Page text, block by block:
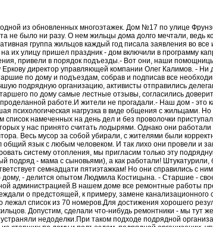
из обновленных многоэтажек. Дом №17 по улице
не было ни разу. О нем жильцы дома долго мечтали, ведь
группа жильцов каждый год писала заявления во все
их улицу пришел праздник - дом включили в программу
привели в порядок подъезды.- Вот они, наши
директор управляющей компании Олег Калимов. - Ни
по дому и подъездам, собрав и подписав все
подрядную организацию, активисты отправились
по дому самые лестные отзывы, согласились
работе.И жители не прогадали.- Наш дом - это
психологическая нагрузка в виде общения с жильцами. Но
намеченных на день дел и без проволочки
у нас принято считать лодырями. Однако они
Весь мусор за собой убирали, с жителями были
язык с любым человеком. И так лихо они провели и
систему отопления, мы пригласим только эту
подряд - мама с сыновьями), а как работали!
семнадцати пятиэтажкам! Но они справились с
- делится опытом Людмила Костицына. - Старшие -
администрацией.В нашем доме все ремонтные работы
о предстоящей, к примеру, замене канализационного
лежал список из 70 номеров.Для достижения хорошего
Допустим, сделали что-нибудь ремонтники - мы тут
недоделки.При таком подходе подрядной